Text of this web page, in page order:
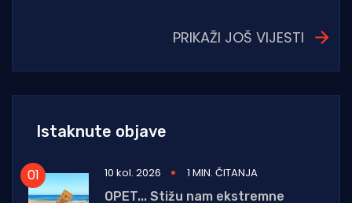
PRIKAŽI JOŠ VIJESTI
Istaknute objave
10 kol. 2026
1 MIN. ČITANJA
OPET... Stižu nam ekstremne